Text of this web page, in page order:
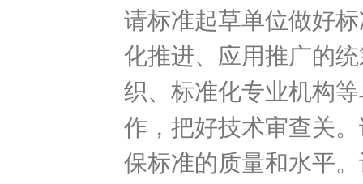
请标准起草单位做好
化推进、应用推广的
织、标准化专业机构
作，把好技术审查关
保标准的质量和水平